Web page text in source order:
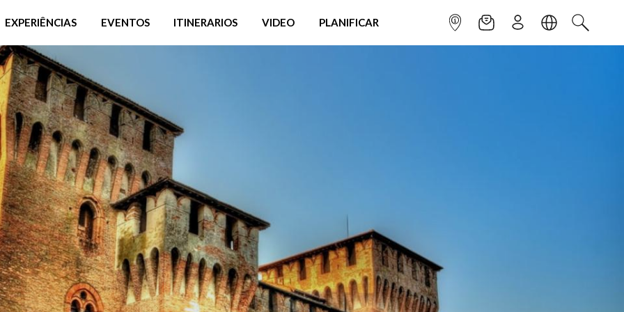
EXPERIÊNCIAS EVENTOS ITINERARIOS VIDEO PLANIFICAR INFOPOINTNEWSLETTER
SUSCRÌBETE
IDIOMABUSCAR